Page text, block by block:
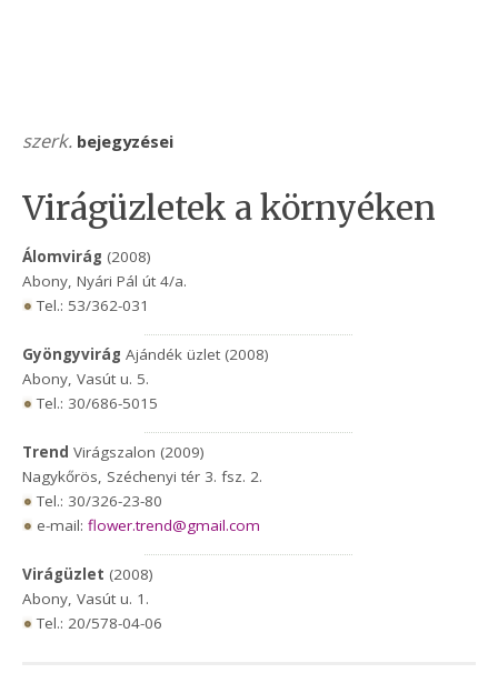
szerk. bejegyzései
Virágüzletek a környéken
Álomvirág (2008)
Abony, Nyári Pál út 4/a.
Tel.: 53/362-031
Gyöngyvirág Ajándék üzlet (2008)
Abony, Vasút u. 5.
Tel.: 30/686-5015
TrendVirágszalon (2009)
Nagykőrös, Széchenyi tér 3. fsz. 2.
Tel.: 30/326-23-80
e-mail:flower.trend@gmail.com
Virágüzlet (2008)
Abony, Vasút u. 1.
Tel.: 20/578-04-06